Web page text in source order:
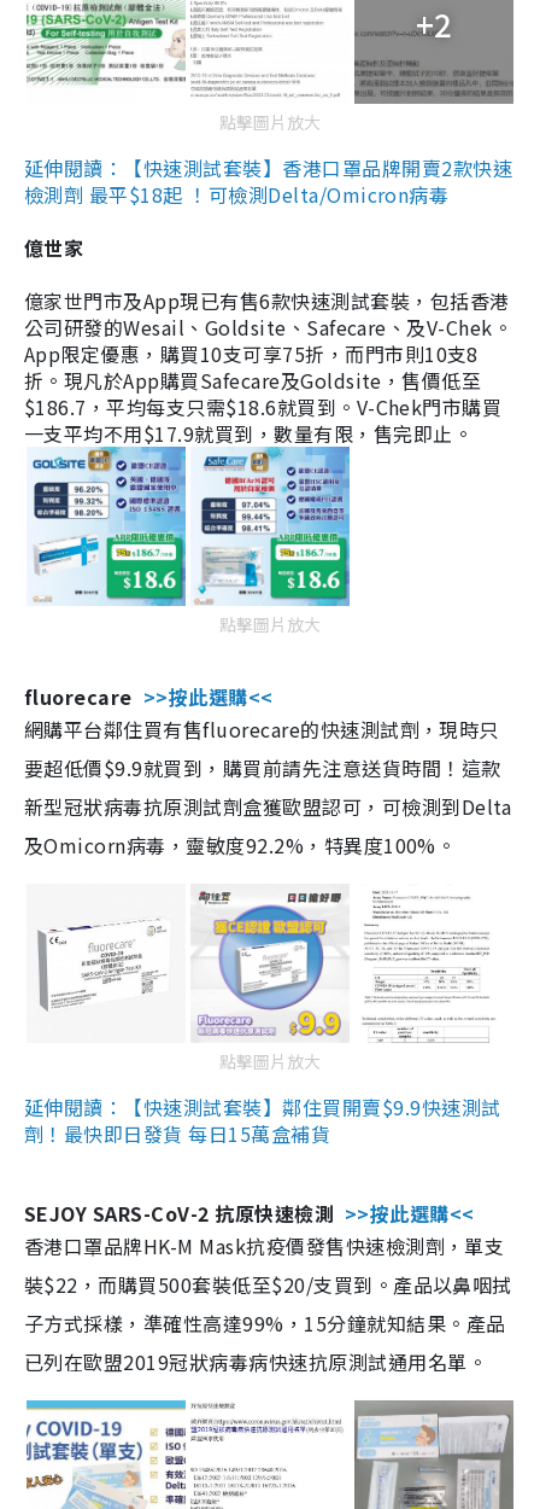
+2
點擊圖片放大
延伸閱讀：【快速測試套裝】香港口罩品牌開賣2款快速
檢測劑 最平$18起 ！可檢測Delta/Omicron病毒
億世家
億家世門市及App現已有售6款快速測試套裝，包括香港
公司研發的Wesail、Goldsite、Safecare、及V-Chek。
App限定優惠，購買10支可享75折，而門市則10支8
折。現凡於App購買Safecare及Goldsite，售價低至
$186.7，平均每支只需$18.6就買到。V-Chek門市購買
一支平均不用$17.9就買到，數量有限，售完即止。
點擊圖片放大
fluorecare >>按此選購<<
網購平台鄰住買有售fluorecare的快速測試劑，現時只
要超低價$9.9就買到，購買前請先注意送貨時間！這款
新型冠狀病毒抗原測試劑盒獲歐盟認可，可檢測到Delta
及Omicorn病毒，靈敏度92.2%，特異度100%。
點擊圖片放大
延伸閱讀：【快速測試套裝】鄰住買開賣$9.9快速測試
劑！最快即日發貨 每日15萬盒補貨
SEJOY SARS-CoV-2 抗原快速檢測 >>按此選購<<
香港口罩品牌HK-M Mask抗疫價發售快速檢測劑，單支
裝$22，而購買500套裝低至$20/支買到。產品以鼻咽拭
子方式採樣，準確性高達99%，15分鐘就知結果。產品
已列在歐盟2019冠狀病毒病快速抗原測試通用名單。